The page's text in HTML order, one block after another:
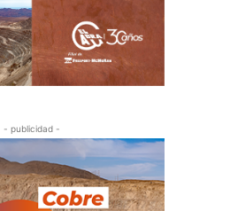
- publicidad -